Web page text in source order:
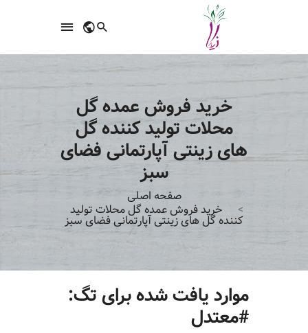
خرید فروش عمده گل
محلات تولید کننده گل
های زینتی آپارتمانی فضای
سبز
صفحه اصلی
خرید فروش عمده گل محلات تولید
کننده گل های زینتی آپارتمانی فضای سبز
موارد یافت شده برای تگ:
#معتدل